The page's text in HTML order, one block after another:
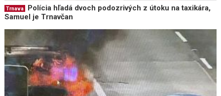
Trnava
Polícia hľadá dvoch podozrivých z útoku na taxikára,
Samuel je Trnavčan